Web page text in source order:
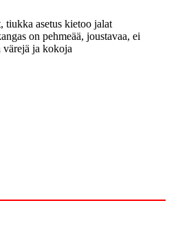
tiukka asetus kietoo jalat
on pehmeää, joustavaa, ei
​​värejä ja kokoja